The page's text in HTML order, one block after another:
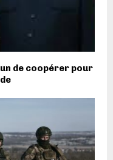
de coopérer pour